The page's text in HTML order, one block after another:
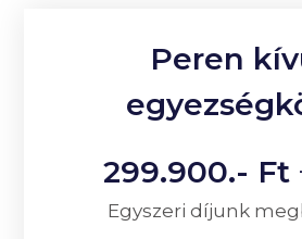
Peren
299.900.- Ft
Egyszeri díjunk